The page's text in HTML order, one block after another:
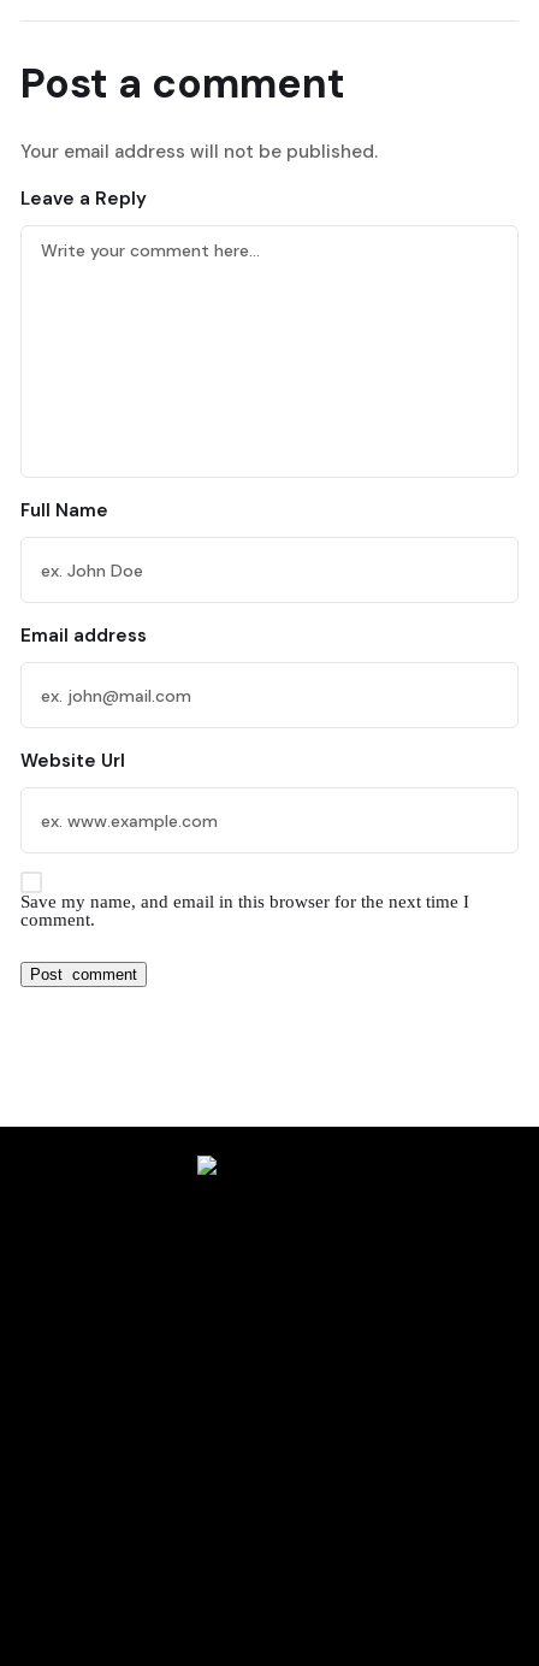
Post a comment
Your email address will not be published.
Leave a Reply
Full Name
Email address
Website Url
Save my name, and email in this browser for the next time I
comment.